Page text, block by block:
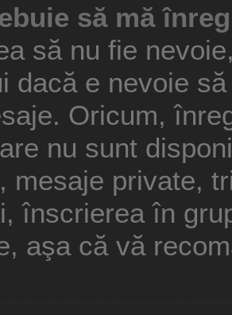
să mă
să nu fie
dacă e nevoie
Oricum,
nu sunt
mesaje private,
înscrierea în
aşa că vă